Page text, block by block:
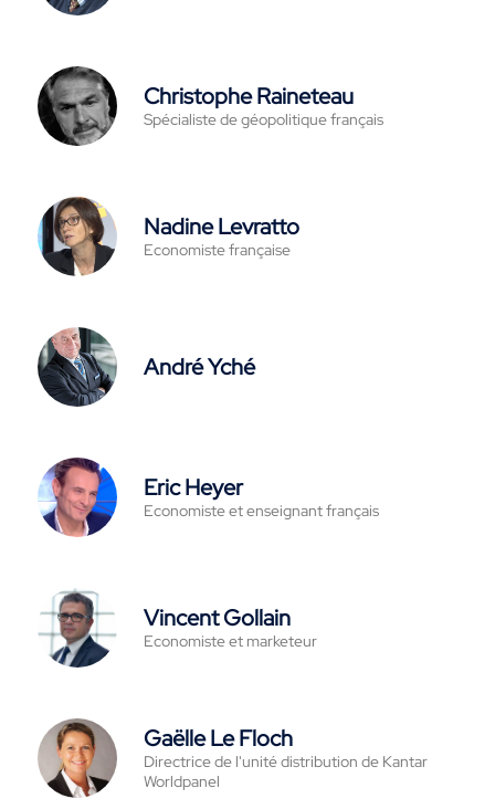
Christophe Raineteau
Spécialiste de géopolitique français
Nadine Levratto
Economiste française
André Yché
Eric Heyer
Economiste et enseignant français
Vincent Gollain
Economiste et marketeur
Gaëlle Le Floch
Directrice de l'unité distribution de Kantar
Worldpanel